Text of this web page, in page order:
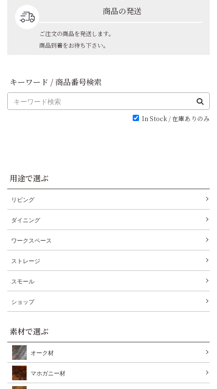
商品の発送
ご注文の商品を発送します。
商品到着をお待ち下さい。
キーワード / 商品番号検索
In Stock / 在庫ありのみ
用途で選ぶ
リビング
ダイニング
ワークスペース
ストレージ
スモール
ショップ
素材で選ぶ
オーク材
マホガニー材